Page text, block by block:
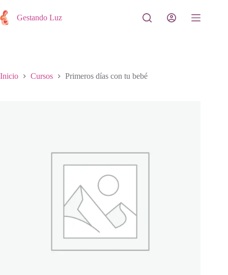
al
contenido
Gestando Luz
Inicio Cursos Primeros días con tu bebé